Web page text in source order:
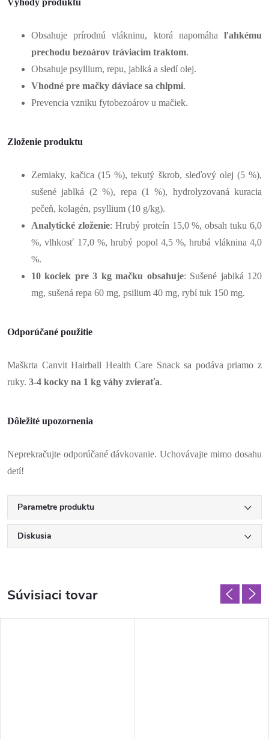
Výhody produktu
Obsahuje prírodnú vlákninu, ktorá napomáha ľahkému
prechodu bezoárov tráviacim traktom.
Obsahuje psyllium, repu, jablká a sledí olej.
Vhodné pre mačky dáviace sa chlpmi.
Prevencia vzniku fytobezoárov u mačiek.
Zloženie produktu
Zemiaky, kačica (15 %), tekutý škrob, sleďový olej (5 %),
sušené jablká (2 %), repa (1 %), hydrolyzovaná kuracia
pečeň, kolagén, psyllium (10 g/kg).
Analytické zloženie: Hrubý proteín 15,0 %, obsah tuku 6,0
%, vlhkosť 17,0 %, hrubý popol 4,5 %, hrubá vláknina 4,0
%.
10 kociek pre 3 kg mačku obsahuje: Sušené jablká 120
mg, sušená repa 60 mg, psilium 40 mg, rybí tuk 150 mg.
Odporúčané použitie
Maškrta Canvit Hairball Health Care Snack sa podáva priamo z
ruky. 3-4 kocky na 1 kg váhy zvieraťa.
Dôležité upozornenia
Neprekračujte odporúčané dávkovanie. Uchovávajte mimo dosahu
detí!
Parametre produktu
Diskusia
Súvisiaci tovar